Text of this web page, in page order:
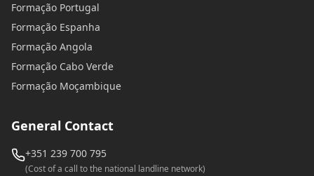
Formação Portugal
Formação Espanha
Formação Angola
Formação Cabo Verde
Formação Moçambique
General Contact
+351 239 700 795
(Cost of a call to the national landline network)